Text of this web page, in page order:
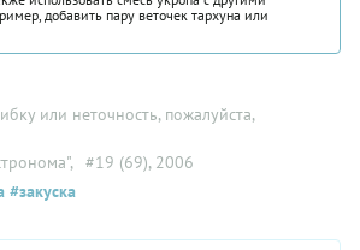
добавить пару веточек тархуна или
или неточность, пожалуйста,
, #19 (69), 2006
#закуска